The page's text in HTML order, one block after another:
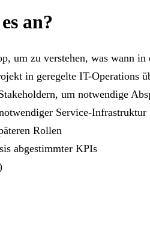
an?
um zu verstehen, was wann in
in geregelte IT-Operations
um notwendige
Service-Infrastruktur
Rollen
abgestimmter KPIs